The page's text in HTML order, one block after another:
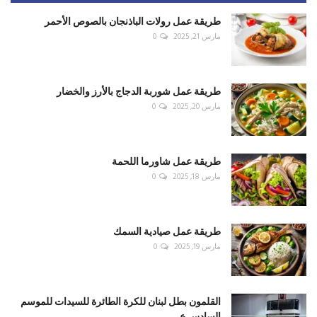
طريقة عمل رولات الباذنجان بالصوص الأحمر
مارس 21, 2025 0
طريقة عمل شوربة الدجاج بالأرز والخضار
مارس 20, 2025 0
طريقة عمل شاورما اللحمة
مارس 18, 2025 0
طريقة عمل صيادية السمك
مارس 19, 2025 0
القلمون بطل لبنان للكرة الطائرة للسيدات للموسم